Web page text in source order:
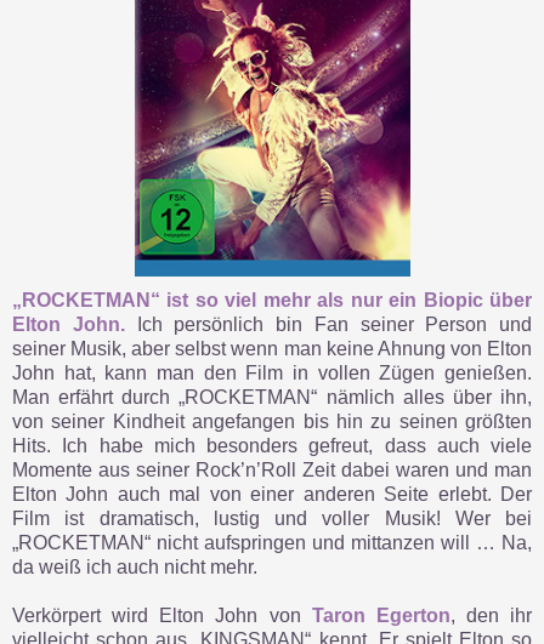
„ROCKETMAN“ ist so viel mehr als nur ein Biopic über
Elton John.Ich persönlich bin Fan seiner Person und
seiner Musik, aber selbst wenn man keine Ahnung von Elton
John hat, kann man den Film in vollen Zügen genießen.
Man erfährt durch „ROCKETMAN“ nämlich alles über ihn,
von seiner Kindheit angefangen bis hin zu seinen größten
Hits. Ich habe mich besonders gefreut, dass auch viele
Momente aus seiner Rock’n’Roll Zeit dabei waren und man
Elton John auch mal von einer anderen Seite erlebt. Der
Film ist dramatisch, lustig und voller Musik! Wer bei
„ROCKETMAN“ nicht aufspringen und mittanzen will … Na,
da weiß ich auch nicht mehr.
Verkörpert wird Elton John von Taron Egerton, den ihr
vielleicht schon aus „KINGSMAN“ kennt. Er spielt Elton so